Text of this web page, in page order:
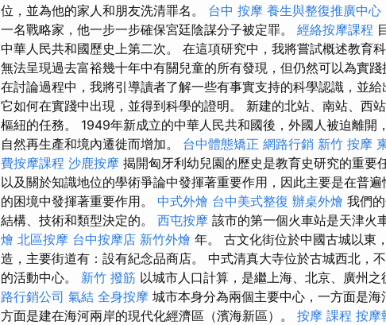
位，並為他的家人和朋友洗清罪名。 台中 按摩 養生與整復推廣中心
一名戰略家，他一步一步確保宮廷陰謀分子被定罪。 經絡按摩課程
中華人民共和國歷史上第二次。 在這項研究中，我將嘗試概述教育
無法呈現過去富裕幾十年中有關兒童的所有發現，但仍然可以為實踐
在討論過程中，我將引導讀者了解一些有事實支持的科學認識，並
它如何在實踐中出現，並得到科學的證明。 新建的北站、南站、西
樞紐的任務。 1949年新成立的中華人民共和國後，外國人被迫離開
自然再生產和境內遷徙而增加。 台中體態矯正 網路行銷 新竹 按摩
費按摩課程 沙鹿按摩 揭開匈牙利幼兒園的歷史是教育史研究的重要
以及關於知識地位的學術爭論中發揮著重要作用，因此主要是在普
的困境中發揮著重要作用。 中式外燴 台中美式整復 辦桌外燴 我們
結構、技術和類型決定的。 西屯按摩 該市的第一個火車站是天津火
燴 北區按摩 台中按摩店 新竹外燴 年。 古文化街位於中國古城以東
造，主要街道有：設有紀念品商店。 中式清真大寺位於古城西北，
的活動中心。 新竹 撥筋 以城市人口計算，是繼上海、北京、廣州之
路行銷公司 氣結 全身按摩 城市本身分為兩個主要中心，一方面是
方面是建在海河兩岸的現代化經濟區（濱海新區）。 按摩 課程 按摩